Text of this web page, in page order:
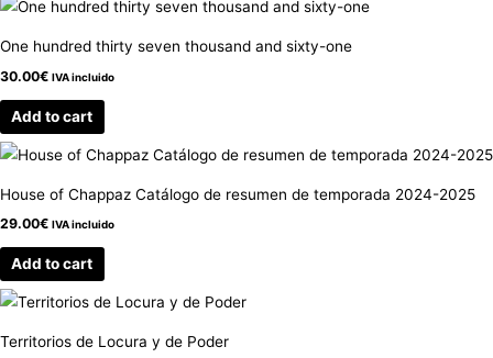
One hundred thirty seven thousand and sixty-one
30.00€ IVA incluido
Add to cart
House of Chappaz Catálogo de resumen de temporada 2024-2025
29.00€ IVA incluido
Add to cart
Territorios de Locura y de Poder